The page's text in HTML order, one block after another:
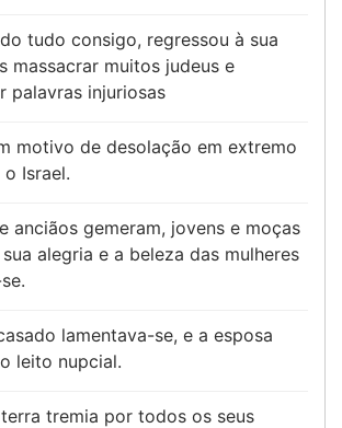
tudo consigo, regressou à sua
massacrar muitos judeus e
palavras injuriosas
motivo de desolação em extremo
Israel.
anciãos gemeram, jovens e moças
alegria e a beleza das mulheres
lamentava-se, e a esposa
leito nupcial.
tremia por todos os seus